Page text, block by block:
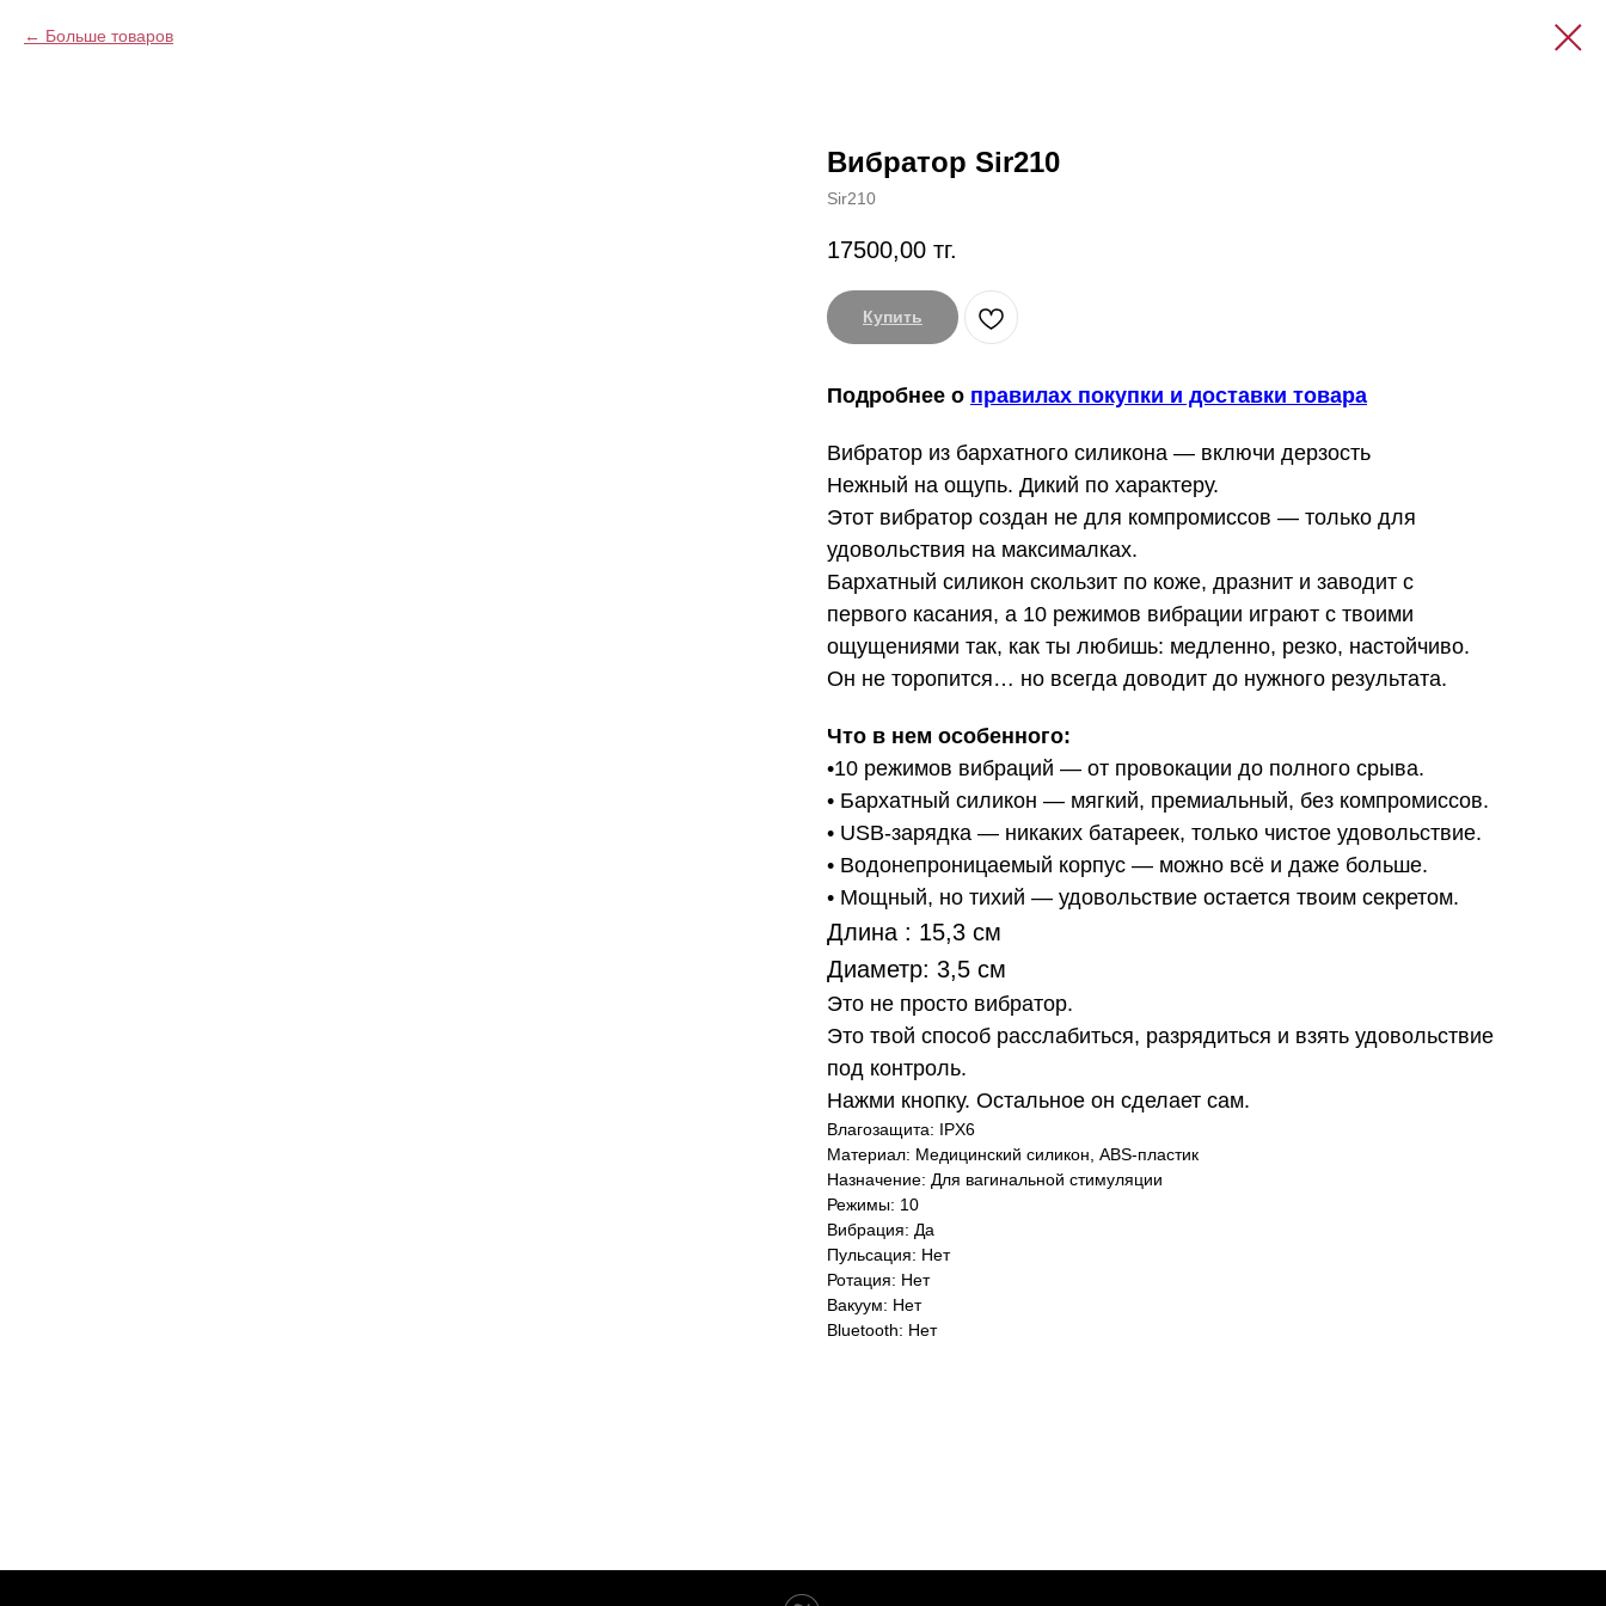
Больше товаров
Вибратор Sir210
Sir210
17500,00 тг.
Купить
Подробнее о правилах покупки и доставки товара
Вибратор из бархатного силикона — включи дерзость
Нежный на ощупь. Дикий по характеру.
Этот вибратор создан не для компромиссов — только для
удовольствия на максималках.
Бархатный силикон скользит по коже, дразнит и заводит с
первого касания, а 10 режимов вибрации играют с твоими
ощущениями так, как ты любишь: медленно, резко, настойчиво.
Он не торопится… но всегда доводит до нужного результата.
Что в нем особенного:
•10 режимов вибраций — от провокации до полного срыва.
• Бархатный силикон — мягкий, премиальный, без компромиссов.
• USB-зарядка — никаких батареек, только чистое удовольствие.
• Водонепроницаемый корпус — можно всё и даже больше.
• Мощный, но тихий — удовольствие остается твоим секретом.
Длина : 15,3 см
Диаметр: 3,5 см
Это не просто вибратор.
Это твой способ расслабиться, разрядиться и взять удовольствие
под контроль.
Нажми кнопку. Остальное он сделает сам.
Влагозащита: IPX6
Материал: Медицинский силикон, ABS-пластик
Назначение: Для вагинальной стимуляции
Режимы: 10
Вибрация: Да
Пульсация: Нет
Ротация: Нет
Вакуум: Нет
Bluetooth: Нет